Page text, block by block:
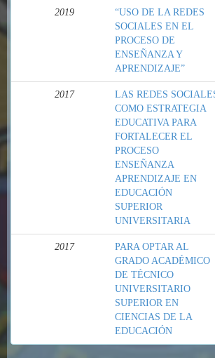
2019
“USO DE LA REDES
SOCIALES EN EL
PROCESO DE
ENSEÑANZA Y
APRENDIZAJE”
2017
LAS REDES
COMO ESTRATEGIA
EDUCATIVA PARA
FORTALECER EL
PROCESO
ENSEÑANZA
APRENDIZAJE EN
EDUCACIÓN
SUPERIOR
UNIVERSITARIA
2017
PARA OPTAR AL
GRADO ACADÉMICO
DE TÉCNICO
UNIVERSITARIO
SUPERIOR EN
CIENCIAS DE LA
EDUCACIÓN